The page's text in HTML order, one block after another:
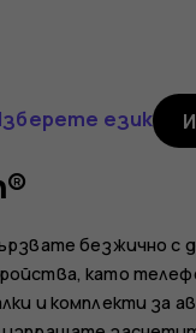
език
безжично с
като
и комплекти за